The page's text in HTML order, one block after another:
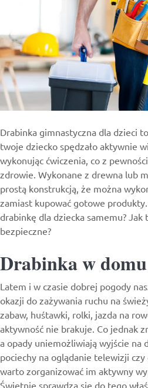
Drabinka gimnastyczna dla dzieci
twoje dziecko spędzało aktywnie
wykonując ćwiczenia, co z
zdrowie. Wykonane z drewna lub
prostą konstrukcją, że można
zamiast kupować gotowe
drabinkę dla dziecka samemu? Jak
bezpieczne?
Drabinka w
Latem i w czasie dobrej pogody
okazji do zażywania ruchu na
zabaw, huśtawki, rolki, jazda na
aktywność nie brakuje. Co jednak
a opady uniemożliwiają wyjście na
pociechy na oglądanie telewizji
warto zorganizować im aktywny
Świetnie sprawdza się do tego